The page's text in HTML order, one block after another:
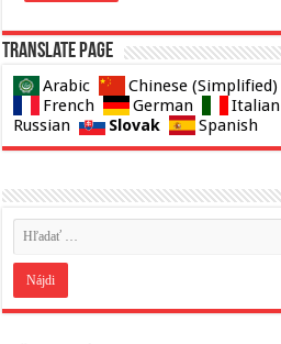
Translate page
Arabic Chinese (Simplified)
French
German Italian
Russian
Slovak Spanish